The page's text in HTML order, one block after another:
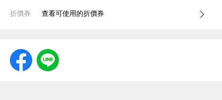
折價券 查看可使用的折價券